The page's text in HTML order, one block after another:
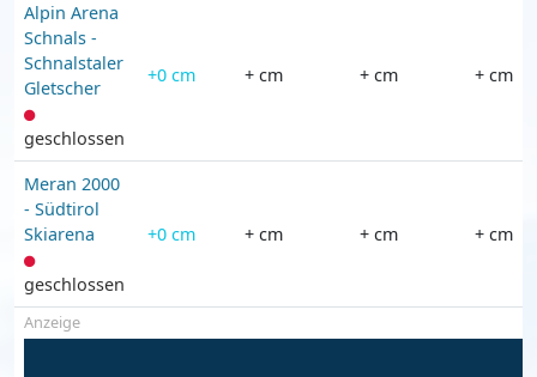
Alpin Arena
Schnals -
Schnalstaler
Gletscher
geschlossen
+0 cm + cm + cm + cm
Meran 2000
- Südtirol
Skiarena
geschlossen
+0 cm + cm + cm + cm
Anzeige